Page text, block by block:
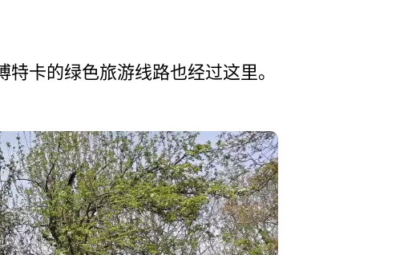
卡的绿色旅游线路也经过­这里。